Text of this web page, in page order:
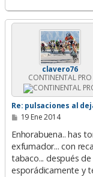
clavero76
CONTINENTAL PRO
Re: pulsaciones al
M
n
a
j
e
19 Ene 2014
Enhorabuena.. has
exfumador... con
tabaco... después
esporádicamente y